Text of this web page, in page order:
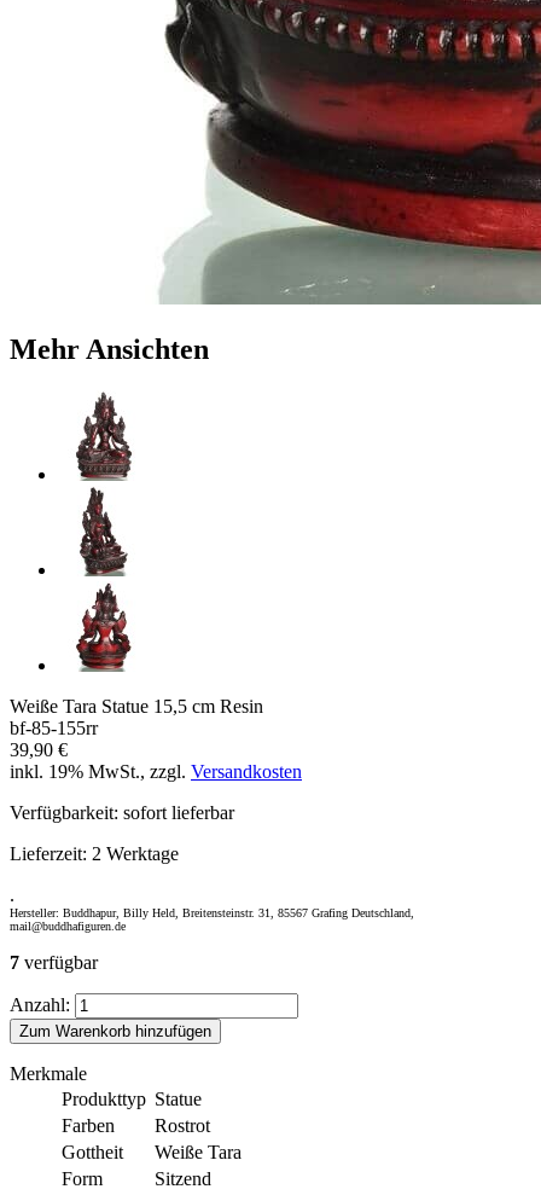
Mehr Ansichten
Weiße Tara Statue 15,5 cm Resin
bf-85-155rr
39,90 €
inkl. 19% MwSt., zzgl. Versandkosten
Verfügbarkeit: sofort lieferbar
Lieferzeit: 2 Werktage
.
Hersteller: Buddhapur, Billy Held, Breitensteinstr. 31, 85567 Grafing Deutschland,
mail@buddhafiguren.de
7 verfügbar
Anzahl:
Zum Warenkorb hinzufügen
Merkmale
Produkttyp Statue
Farben
Rostrot
Gottheit
Weiße Tara
Form
Sitzend